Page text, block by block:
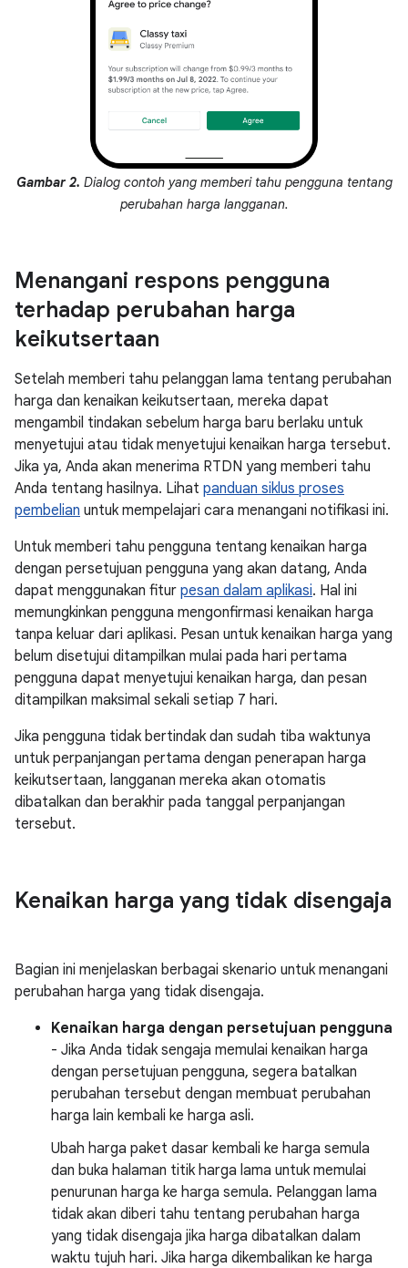
Gambar 2. Dialog contoh yang memberi tahu pengguna tentang
perubahan harga langganan.
Menangani respons pengguna
terhadap perubahan harga
keikutsertaan
Setelah memberi tahu pelanggan lama tentang perubahan
harga dan kenaikan keikutsertaan, mereka dapat
mengambil tindakan sebelum harga baru berlaku untuk
menyetujui atau tidak menyetujui kenaikan harga tersebut.
Jika ya, Anda akan menerima RTDN yang memberi tahu
Anda tentang hasilnya. Lihat panduan siklus proses
pembelian untuk mempelajari cara menangani notifikasi ini.
Untuk memberi tahu pengguna tentang kenaikan harga
dengan persetujuan pengguna yang akan datang, Anda
dapat menggunakan fitur pesan dalam aplikasi. Hal ini
memungkinkan pengguna mengonfirmasi kenaikan harga
tanpa keluar dari aplikasi. Pesan untuk kenaikan harga yang
belum disetujui ditampilkan mulai pada hari pertama
pengguna dapat menyetujui kenaikan harga, dan pesan
ditampilkan maksimal sekali setiap 7 hari.
Jika pengguna tidak bertindak dan sudah tiba waktunya
untuk perpanjangan pertama dengan penerapan harga
keikutsertaan, langganan mereka akan otomatis
dibatalkan dan berakhir pada tanggal perpanjangan
tersebut.
Kenaikan harga yang tidak disengaja
Bagian ini menjelaskan berbagai skenario untuk menangani
perubahan harga yang tidak disengaja.
Kenaikan harga dengan persetujuan pengguna
- Jika Anda tidak sengaja memulai kenaikan harga
dengan persetujuan pengguna, segera batalkan
perubahan tersebut dengan membuat perubahan
harga lain kembali ke harga asli.
Ubah harga paket dasar kembali ke harga semula
dan buka halaman titik harga lama untuk memulai
penurunan harga ke harga semula. Pelanggan lama
tidak akan diberi tahu tentang perubahan harga
yang tidak disengaja jika harga dibatalkan dalam
waktu tujuh hari. Jika harga dikembalikan ke harga